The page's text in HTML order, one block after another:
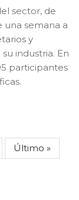
sector, de
una semana a
y
industria. En
participantes
Última
página
Último »